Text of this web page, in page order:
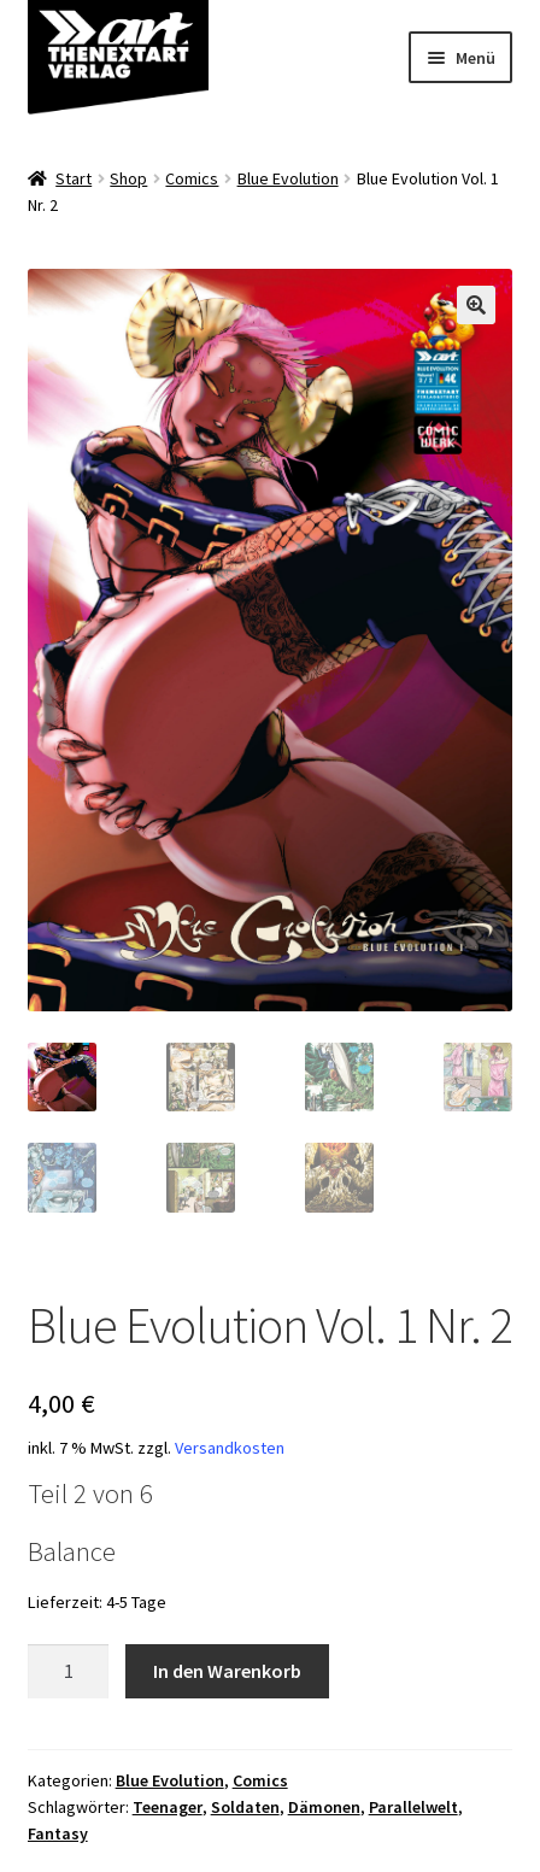
Zur
Navigation
springen
Zum
Inhalt
springen
Menü
Shop
Über uns
Start Shop Comics Blue Evolution
Blue Evolution Vol. 1
Nr. 2
Blue Evolution Vol. 1 Nr. 2
4,00 €
inkl. 7 % MwSt. zzgl. Versandkosten
Teil 2 von 6
Balance
Lieferzeit: 4-5 Tage
Nr.
2
Menge
In den Warenkorb
Kategorien: Blue Evolution, Comics
Schlagwörter: Teenager, Soldaten, Dämonen, Parallelwelt,
Fantasy